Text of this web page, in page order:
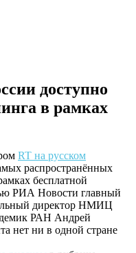
доступно
в рамках
RT на русском
распространённых
бесплатной
РИА Новости главный
директор НМИЦ
РАН Андрей
нет ни в одной стране